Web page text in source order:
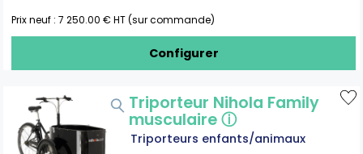
Prix neuf :7 250.00 € HT (sur commande)
Configurer
Triporteur Nihola Family
musculaireⓘ
Triporteurs enfants/animaux